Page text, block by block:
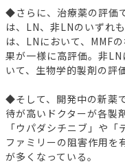
◆さらに、治療薬の評価
は、LN、非LNのいずれ
は、LNにおいて、MMF
果が一様に高評価。非
いて、生物学的製剤の評
◆そして、開発中の新薬
待が高いドクターが各製
「ウパダシチニブ」や
ファミリーの阻害作用を
が多くなっている。